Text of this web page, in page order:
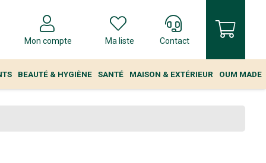
Mon compte Ma liste Contact
BEAUTÉ & HYGIÈNE SANTÉ MAISON & EXTÉRIEUR OUM MADE